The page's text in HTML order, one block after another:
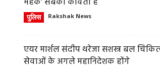
पुलिस Rakshak News
एयर मार्शल संदीप थरेजा सशस्त्र बल
सेवाओं के अगले महानिदेशक होंगे